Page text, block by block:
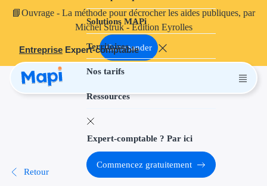
📘Ouvrage - La méthode pour décrocher les aides publiques, par
Michel Struk - Édition Eyrolles
Commander
Entreprise Expert-comptable
Solutions MAPi
Territoires
Nos tarifs
Ressources
Projets finançables
Aides à
Aides
Thématiques
Financement
Expert-comptable ? Par ici
Commencez gratuitement
Retour